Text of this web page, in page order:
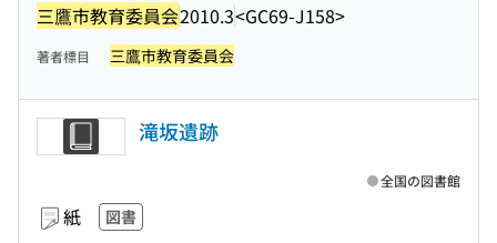
三鷹市教育委員会2010.3<GC69-J158>
著者標目 三鷹市教育委員会
滝坂遺跡
紙 図書
全国の図書館